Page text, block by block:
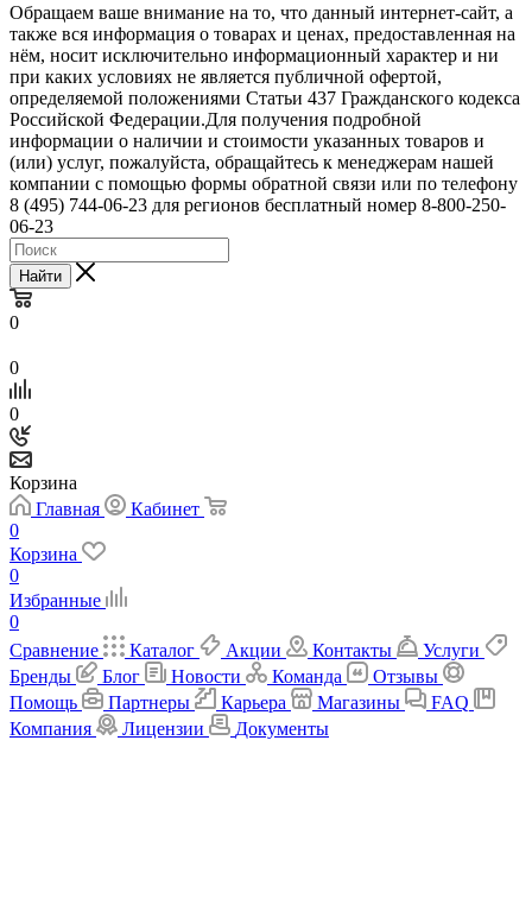
Обращаем ваше внимание на то, что данный интернет-сайт, а
также вся информация о товарах и ценах, предоставленная на
нём, носит исключительно информационный характер и ни
при каких условиях не является публичной офертой,
определяемой положениями Статьи 437 Гражданского кодекса
Российской Федерации.Для получения подробной
информации о наличии и стоимости указанных товаров и
(или) услуг, пожалуйста, обращайтесь к менеджерам нашей
компании с помощью формы обратной связи или по телефону
8 (495) 744-06-23 для регионов бесплатный номер 8-800-250-
06-23
Найти
0
0
0
Корзина
Главная
Кабинет
0
Корзина
0
Избранные
0
Сравнение
Каталог Акции Контакты
Услуги
Бренды
Блог Новости Команда
Отзывы
Помощь
Партнеры Карьера Магазины
FAQ
Компания
Лицензии Документы